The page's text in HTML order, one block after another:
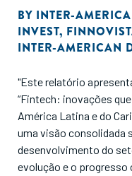
BY INTER-
INVEST,
INTER-AMERICAN
"Este relatório
“Fintech: inovações
América Latina e do
uma visão consolidada
desenvolvimento do
evolução e o progresso